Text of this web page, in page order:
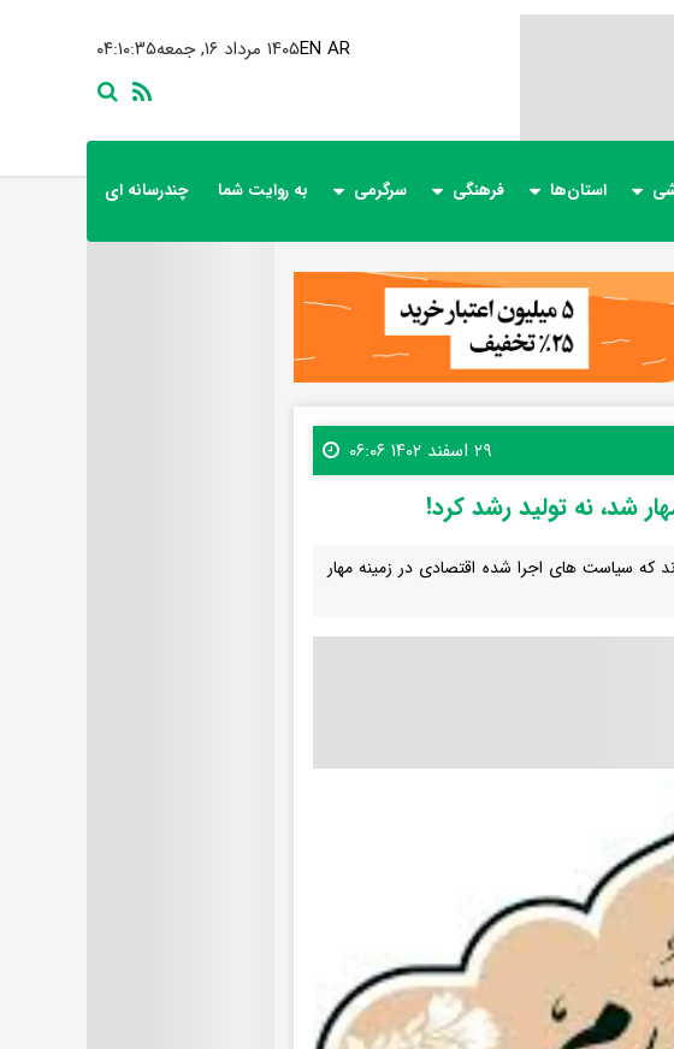
۰۴:۱۰:۳۶ ۱۴۰۵ مرداد ۱۶, جمعهEN AR
استان‌ها فرهنگی سرگرمی به روایت شما چندرسانه ای
۲۹ اسفند ۱۴۰۲ ۰۶:۰۶
شد، نه تولید رشد کرد!
که سیاست های اجرا شده اقتصادی در زمینه مهار